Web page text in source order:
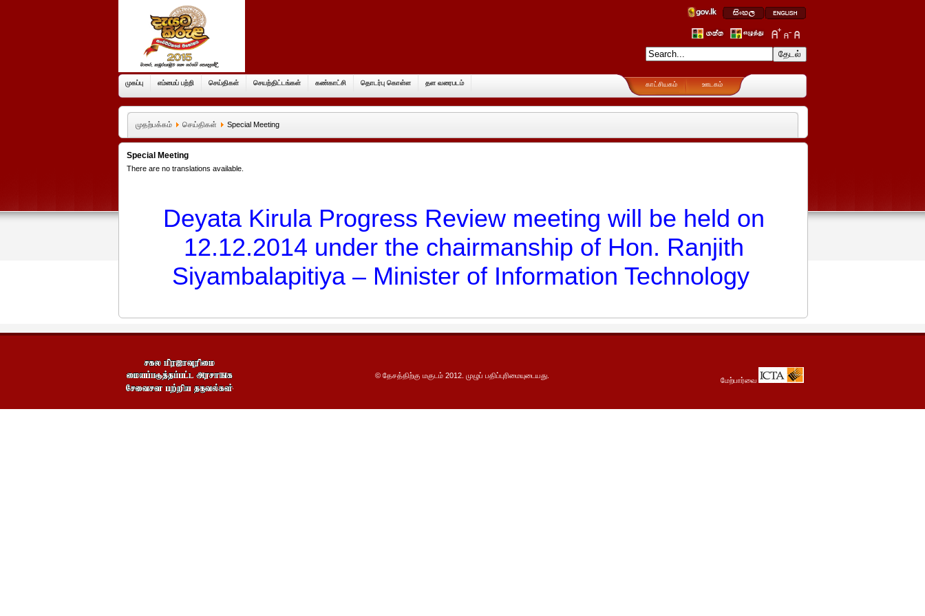
முகப்பு எம்மைப் பற்றி செய்திகள் செயற்திட்டங்கள் கண்காட்சி தொடர்பு கொள்ள தள வரைபடம் காட்சியகம் ஊடகம்
முதற்பக்கம் செய்திகள் Special Meeting
Special Meeting
There are no translations available.
Deyata Kirula Progress Review meeting will be held on
12.12.2014 under the chairmanship of Hon. Ranjith
Siyambalapitiya – Minister of Information Technology
© தேசத்திற்கு மகுடம் 2012. முழுப் பதிப்புரிமையுடையது.
மேற்பார்வை